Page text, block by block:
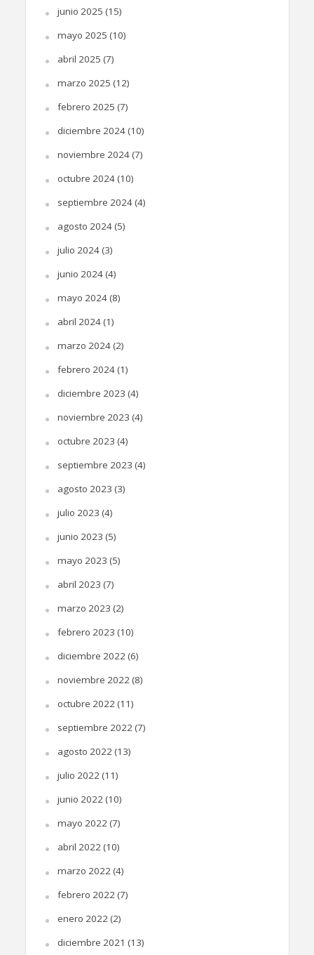
junio 2025 (15)
mayo 2025 (10)
abril 2025 (7)
marzo 2025 (12)
febrero 2025 (7)
diciembre 2024(10)
noviembre 2024(7)
octubre 2024(10)
septiembre 2024(4)
agosto 2024(5)
julio 2024(3)
junio 2024(4)
mayo 2024(8)
abril 2024(1)
marzo 2024(2)
febrero 2024(1)
diciembre 2023 (4)
noviembre 2023 (4)
octubre 2023 (4)
septiembre 2023 (4)
agosto 2023 (3)
julio 2023 (4)
junio 2023 (5)
mayo 2023 (5)
abril 2023 (7)
marzo 2023 (2)
febrero 2023 (10)
diciembre 2022(6)
noviembre 2022(8)
octubre 2022(11)
septiembre 2022(7)
agosto 2022(13)
julio 2022(11)
junio 2022(10)
mayo 2022(7)
abril 2022(10)
marzo 2022(4)
febrero 2022(7)
enero 2022(2)
diciembre 2021 (13)